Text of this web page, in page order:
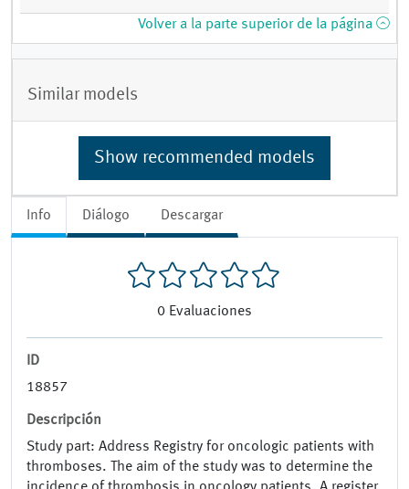
Info Diálogo Descargar
0 Evaluaciones
ID
18857
Descripción
Study part: Address Registry for oncologic patients with
thromboses. The aim of the study was to determine the
Volver a la parte superior de la página
Similar models
Show recommended models